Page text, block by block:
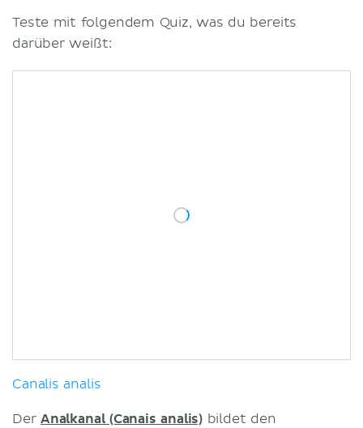
Teste mit folgendem Quiz, was du bereits
darüber weißt:
Canalis analis
Der Analkanal (Canais analis) bildet den